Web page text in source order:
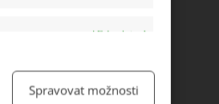
Vždy aktivní
Spravovat možnosti